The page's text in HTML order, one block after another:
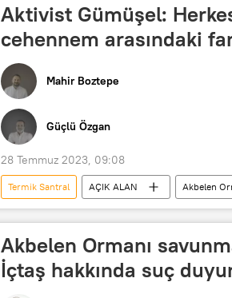
Aktivist Gümüşel:
cehennem arasındaki
Mahir Boztepe
Güçlü Özgan
28 Temmuz 2023, 09:08
Termik Santral AÇIK ALAN Akbelen
Akbelen Ormanı
İçtaş hakkında suç